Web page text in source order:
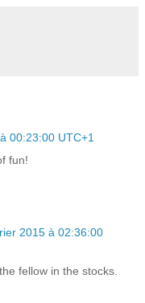
00:23:00 UTC+1
fun!
2015 à 02:36:00
fellow in the stocks.